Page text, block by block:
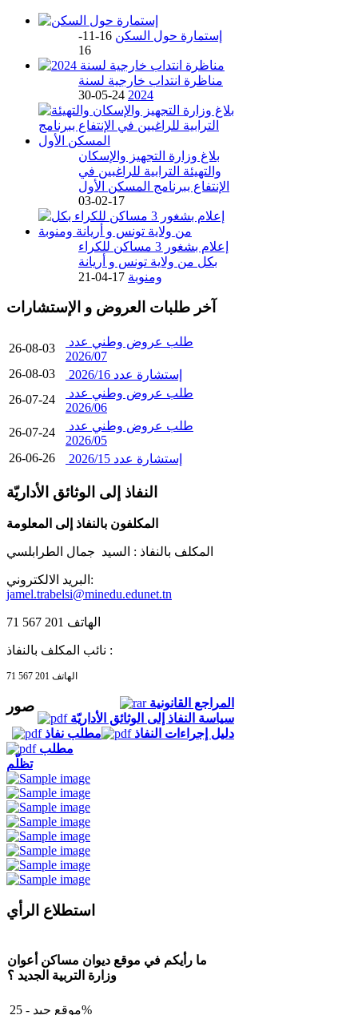
إستمارة حول السكن
16-11-
16
مناظرة انتداب خارجية لسنة
2024
24-05-30
بلاغ وزارة التجهيز والإسكان
والتهيئة الترابية للراغبين في
الإنتفاع ببرنامج المسكن الأول
17-02-03
إعلام بشغور 3 مساكن للكراء
بكل من ولاية تونس و أريانة
ومنوبة 17-04-21
آخر طلبات العروض و الإستشارات
26-08-03
2026/07
26-08-03
إستشارة عدد 2026/16
26-07-24
2026/06
26-07-24
2026/05
26-06-26
إستشارة عدد 2026/15
النفاذ إلى الوثائق الأداريّة
المكلفون بالنفاذ إلى المعلومة
المكلف بالنفاذ : السيد جمال الطرابلسي
البريد الالكتروني:
jamel.trabelsi@minedu.edunet.tn
نائب المكلف بالنفاذ :
المراجع القانونية
سياسة النفاذ إلى الوثائق الأداريّة
دليل إجراءات النفاذ
مطلب نفاذ
مطلب
تظلّم
صور
استطلاع الرأي
ما رأيكم في موقع ديوان مساكن أعوان
وزارة التربية الجديد ؟
موقع جيد - 25%